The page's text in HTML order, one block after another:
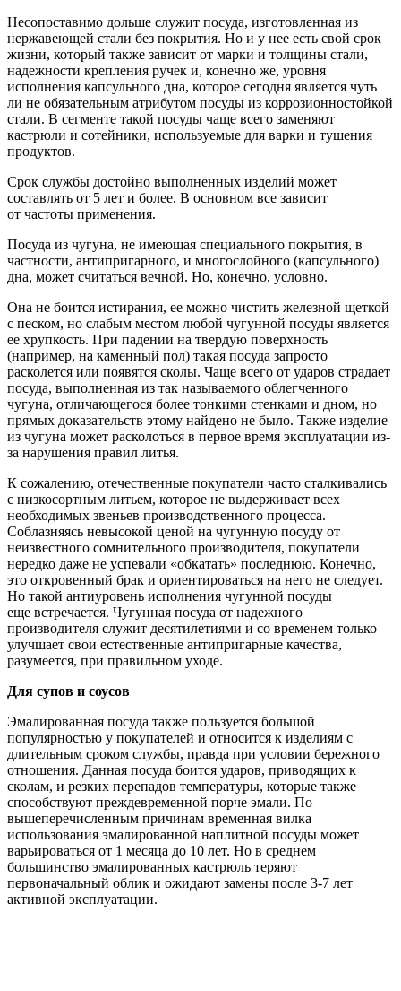
Несопоставимо дольше служит посуда, изготовленная из
нержавеющей стали без покрытия. Но и у нее есть свой срок
жизни, который также зависит от марки и толщины стали,
надежности крепления ручек и, конечно же, уровня
исполнения капсульного дна, которое сегодня является чуть
ли не обязательным атрибутом посуды из коррозионностойкой
стали. В сегменте такой посуды чаще всего заменяют
кастрюли и сотейники, используемые для варки и тушения
продуктов.
Срок службы достойно выполненных изделий может
составлять от 5 лет и более. В основном все зависит
от частоты применения.
Посуда из чугуна, не имеющая специального покрытия, в
частности, антипригарного, и многослойного (капсульного)
дна, может считаться вечной. Но, конечно, условно.
Она не боится истирания, ее можно чистить железной щеткой
с песком, но слабым местом любой чугунной посуды является
ее хрупкость. При падении на твердую поверхность
(например, на каменный пол) такая посуда запросто
расколется или появятся сколы. Чаще всего от ударов страдает
посуда, выполненная из так называемого облегченного
чугуна, отличающегося более тонкими стенками и дном, но
прямых доказательств этому найдено не было. Также изделие
из чугуна может расколоться в первое время эксплуатации из-
за нарушения правил литья.
К сожалению, отечественные покупатели часто сталкивались
с низкосортным литьем, которое не выдерживает всех
необходимых звеньев производственного процесса.
Соблазняясь невысокой ценой на чугунную посуду от
неизвестного сомнительного производителя, покупатели
нередко даже не успевали «обкатать» последнюю. Конечно,
это откровенный брак и ориентироваться на него не следует.
Но такой антиуровень исполнения чугунной посуды
еще встречается. Чугунная посуда от надежного
производителя служит десятилетиями и со временем только
улучшает свои естественные антипригарные качества,
разумеется, при правильном уходе.
Для супов и соусов
Эмалированная посуда также пользуется большой
популярностью у покупателей и относится к изделиям с
длительным сроком службы, правда при условии бережного
отношения. Данная посуда боится ударов, приводящих к
сколам, и резких перепадов температуры, которые также
способствуют преждевременной порче эмали. По
вышеперечисленным причинам временная вилка
использования эмалированной наплитной посуды может
варьироваться от 1 месяца до 10 лет. Но в среднем
большинство эмалированных кастрюль теряют
первоначальный облик и ожидают замены после 3-7 лет
активной эксплуатации.